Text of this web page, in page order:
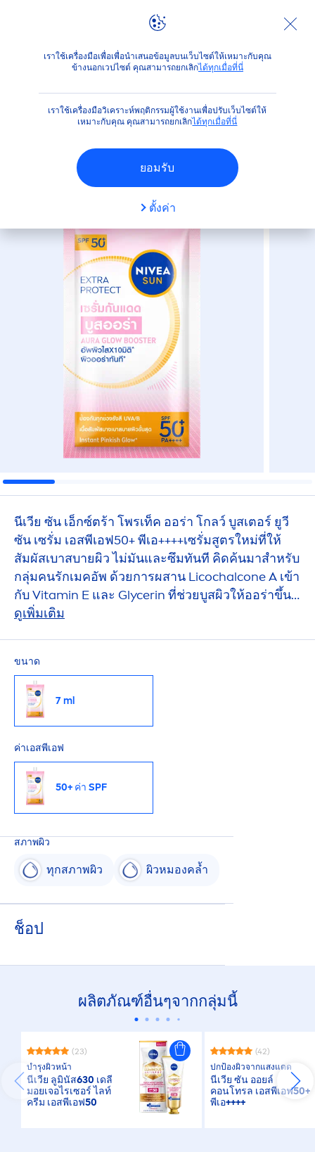
เราใช้เครื่องมือเพื่อเพื่อนำเสนอข้อมูลบนเว็บไซต์ให้เหมาะกับคุณ
ข้างนอกเวปไซต์ คุณสามารถยกเลิกได้ทุกเมื่อที่นี่
เราใช้เครื่องมือวิเคราะห์พฤติกรรมผู้ใช้งานเพื่อปรับเว็บไซต์ให้
เหมาะกับคุณ คุณสามารถยกเลิกได้ทุกเมื่อที่นี่
ยอมรับ
ตั้งค่า
ผลิตภัณฑ์ ปกป้องผิวจากแสงแดด ได้เวลาสนุกกับแสงแดด
(20)
นีเวีย ซัน ออร่า โกลว์ บูสเตอร์ เอส
พีเอฟ50+ พีเอ++++
นีเวีย ซัน เอ็กซ์ตร้า โพรเท็ค ออร่า โกลว์ บูสเตอร์ ยูวี
ซัน เซรั่ม เอสพีเอฟ50+ พีเอ++++เซรั่มสูตรใหม่ที่ให้
สัมผัสเบาสบายผิว ไม่มันและซึมทันที คิดค้นมาสำหรับ
กลุ่มคนรักเมคอัพ ด้วยการผสาน Licochalcone A เข้า
กับVitamin E และ Glycerin ที่ช่วยบูสผิวให้ออร่าขึ้น
พร้อมให้ผิวชุ่มชื้น และให้ผิวดูอ่อนเยาว์
ดูเพิ่มเติม
ขนาด
7 ml
ค่าเอสพีเอฟ
50+ ค่า SPF
สภาพผิว
ทุกสภาพผิว ผิวหมองคล้ำ
ช็อป
ผลิตภัณฑ์อื่นๆจากกลุ่มนี้
(23)
บำรุงผิวหน้า
นีเวีย ลูมินัส630 เดลี่
มอยเจอไรเซอร์ ไลท์
ครีม เอสพีเอฟ50
(42)
ปกป้องผิวจากแสงแดด
นีเวีย ซัน ออยล์
คอนโทรล เอสพีเอฟ50+
พีเอ++++